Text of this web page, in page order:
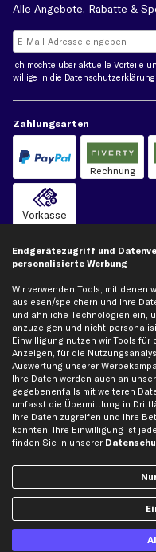
Alle Angebote, Rabatte &
Ich möchte über aktuelle Vorteile
willige in die Datenschutzerklärung
Zahlungsarten
Rechnung
Vorkasse
Versand
Artikel, Teile, Original und Bestell-
keine Herkunftsbezeichnungen. Die
Markennamen erfolgt nur zu
von diesen in Rechnungen an
bis zur Bezahlung unser Eigentum.
Die hier dargestellten Daten,
vervielfältigt werden. Die
Dritter in solche Aktivitäten ist
Inhalten stellt eine Verletzung des
nach sich ziehen.
Vertrag widerrufen
Endgerätezugriff und
personalisierte Werbung
Wir verwenden Tools, mit denen
auslesen/speichern und Ihre
und ähnliche Technologien ein,
anzuzeigen und nicht-
Einwilligung nutzen wir Tools
Anzeigen, für die
Auswertung unserer
Ihre Daten werden auch an
gegebenenfalls mit weiteren
umfasst die Übermittlung in
Ihre Daten zugreifen und Ihre
könnten. Ihre Einwilligung ist
finden Sie in unserer